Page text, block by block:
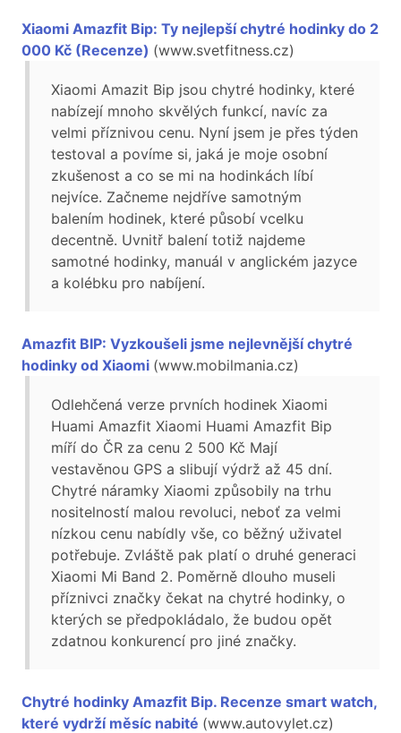
Xiaomi Amazfit Bip: Ty nejlepší chytré hodinky do 2
000 Kč (Recenze) (www.svetfitness.cz)
Xiaomi Amazit Bip jsou chytré hodinky, které
nabízejí mnoho skvělých funkcí, navíc za
velmi příznivou cenu. Nyní jsem je přes týden
testoval a povíme si, jaká je moje osobní
zkušenost a co se mi na hodinkách líbí
nejvíce. Začneme nejdříve samotným
balením hodinek, které působí vcelku
decentně. Uvnitř balení totiž najdeme
samotné hodinky, manuál v anglickém jazyce
a kolébku pro nabíjení.
Amazfit BIP: Vyzkoušeli jsme nejlevnější chytré
hodinky od Xiaomi (www.mobilmania.cz)
Odlehčená verze prvních hodinek Xiaomi
Huami Amazfit Xiaomi Huami Amazfit Bip
míří do ČR za cenu 2 500 Kč Mají
vestavěnou GPS a slibují výdrž až 45 dní.
Chytré náramky Xiaomi způsobily na trhu
nositelností malou revoluci, neboť za velmi
nízkou cenu nabídly vše, co běžný uživatel
potřebuje. Zvláště pak platí o druhé generaci
Xiaomi Mi Band 2. Poměrně dlouho museli
příznivci značky čekat na chytré hodinky, o
kterých se předpokládalo, že budou opět
zdatnou konkurencí pro jiné značky.
Chytré hodinky Amazfit Bip. Recenze smart watch,
které vydrží měsíc nabité (www.autovylet.cz)